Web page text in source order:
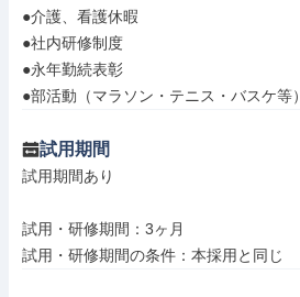
●介護、看護休暇
●社内研修制度
●永年勤続表彰
●部活動（マラソン・テニス・バスケ等）
試用期間
試用期間あり
試用・研修期間：3ヶ月